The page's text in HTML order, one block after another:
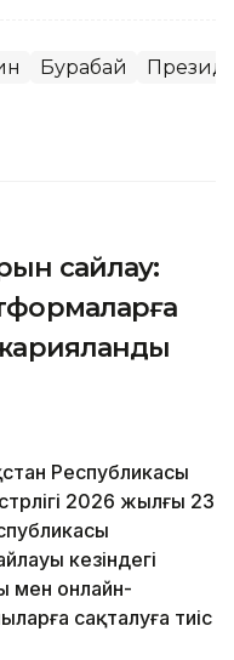
Бурабай
сайлау:
Республикасы
2026 жылғы 23
кезіндегі
мен онлайн-
сақталуға тиіс